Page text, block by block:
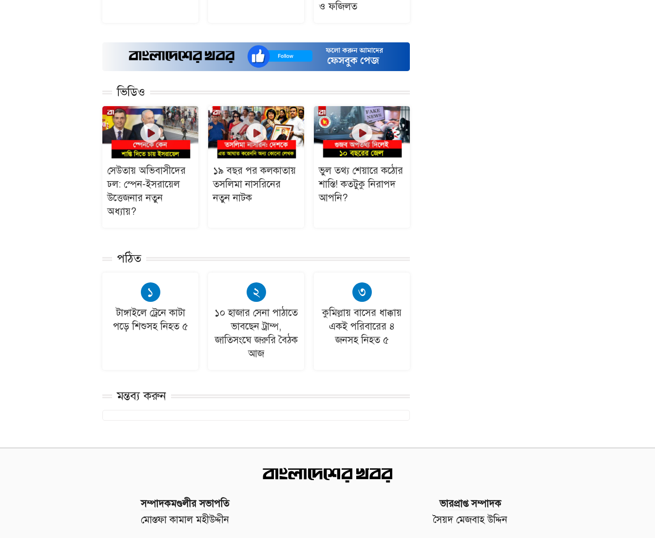
ও ফজিলত
ভিডিও
সেউতায় অভিবাসীদের
ঢল: স্পেন-ইসরায়েল
উত্তেজনার নতুন
অধ্যায়?
১৯ বছর পর কলকাতায়
তসলিমা নাসরিনের
নতুন নাটক
ভুল তথ্য শেয়ারে কঠোর
শাস্তি! কতটুকু নিরাপদ
আপনি?
পঠিত
১
টাঙ্গাইলে ট্রেনে কাটা
পড়ে শিশুসহ নিহত ৫
২
১০ হাজার সেনা পাঠাতে
ভাবছেন ট্রাম্প,
জাতিসংঘে জরুরি বৈঠক
আজ
৩
কুমিল্লায় বাসের ধাক্কায়
একই পরিবারের ৪
জনসহ নিহত ৫
মন্তব্য করুন
সম্পাদকমণ্ডলীর সভাপতি
মোস্তফা কামাল মহীউদ্দীন
ভারপ্রাপ্ত সম্পাদক
সৈয়দ মেজবাহ উদ্দিন